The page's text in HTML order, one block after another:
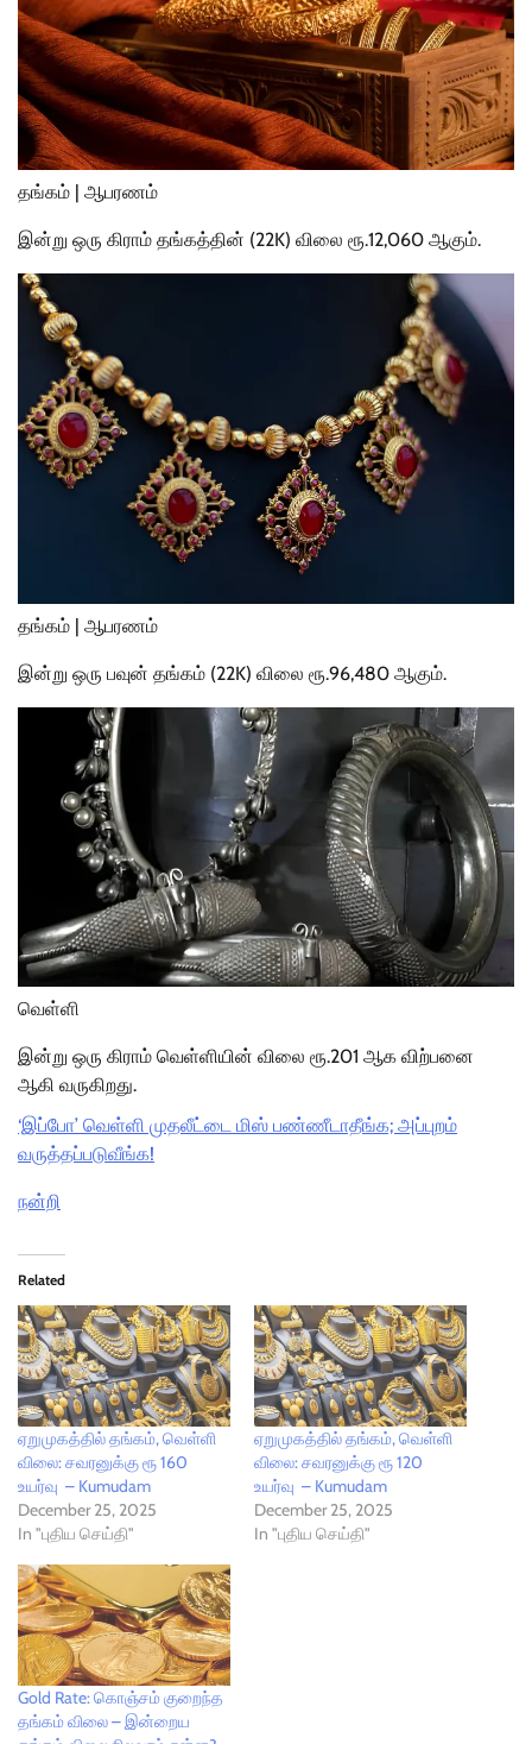
தங்கம் | ஆபரணம்
இன்று ஒரு கிராம் தங்கத்தின் (22K) விலை ரூ.12,060 ஆகும்.
தங்கம் | ஆபரணம்
இன்று ஒரு பவுன் தங்கம் (22K) விலை ரூ.96,480 ஆகும்.
வெள்ளி
இன்று ஒரு கிராம் வெள்ளியின் விலை ரூ.201 ஆக விற்பனை
ஆகி வருகிறது.
‘இப்போ’ வெள்ளி முதலீட்டை மிஸ் பண்ணீடாதீங்க; அப்புறம்
வருத்தப்படுவீங்க!
நன்றி
Related
ஏறுமுகத்தில் தங்கம், வெள்ளி
விலை: சவரனுக்கு ரூ 160
உயர்வு – Kumudam
December 25, 2025
In "புதிய செய்தி"
ஏறுமுகத்தில் தங்கம், வெள்ளி
விலை: சவரனுக்கு ரூ 120
உயர்வு – Kumudam
December 25, 2025
In "புதிய செய்தி"
Gold Rate: கொஞ்சம் குறைந்த
தங்கம் விலை – இன்றைய